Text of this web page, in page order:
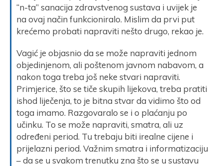
“n-ta” sanacija zdravstvenog sustava i uvijek je
na ovaj način funkcioniralo. Mislim da prvi put
krećemo probati napraviti nešto drugo, rekao je.
Vagić je objasnio da se može napraviti jednom
objedinjenom, ali poštenom javnom nabavom, a
nakon toga treba još neke stvari napraviti.
Primjerice, što se tiče skupih lijekova, treba pratiti
ishod liječenja, to je bitna stvar da vidimo što od
toga imamo. Razgovaralo se i o plaćanju po
učinku. To se može napraviti, smatra, ali uz
određeni period. Tu trebaju biti irealne cijene i
prijelazni period. Važnim smatra i informatizaciju
– da se u svakom trenutku zna što se u sustavu